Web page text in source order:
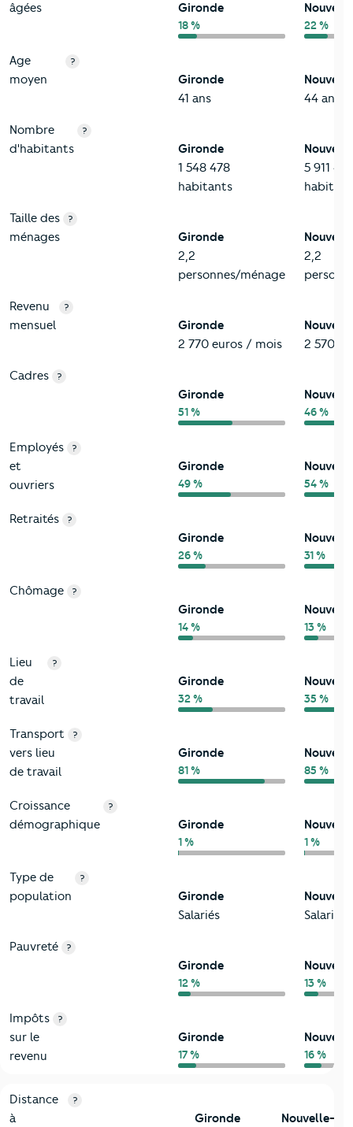
âgées
Gironde
18 % 22 %
Age
moyen
?
Gironde
41 ans
44 ans
Nombre
d'habitants
?
Gironde
1 548 478
habitants
5 911
Taille des
ménages
?
Gironde
2,2
personnes/ménage
2,2
Revenu
mensuel
?
Gironde
2 770 euros / mois
2 570
Cadres ?
Gironde
51 % 46 %
Employés
et
ouvriers
?
Gironde
49 % 54 %
Retraités ?
Gironde
26 % 31 %
Chômage ?
Gironde
14 % 13 %
Lieu
de
travail
?
Gironde
32 % 35 %
Transport
vers lieu
de travail
?
Gironde
81 % 85 %
Croissance
démographique
?
Gironde
1 % 1 %
Type de
population
?
Gironde
Salariés
Salariés
Pauvreté ?
Gironde
12 % 13 %
Impôts
sur le
revenu
?
Gironde
17 % 16 %
3-Environnement
Critères Gironde
Distance
à
?
Gironde
Nouvelle-